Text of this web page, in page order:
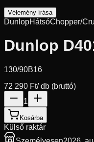
Vélemény írása
DunlopHátsóChopper/
Dunlop
130/90B16
72 290 Ft/ db (bruttó)
1
Kosárba
Külső raktár